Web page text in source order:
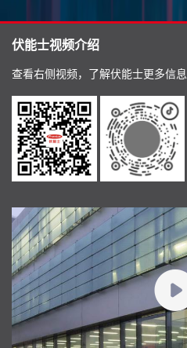
伏能士视频介绍
查看右侧视频，了解伏能士更多信息